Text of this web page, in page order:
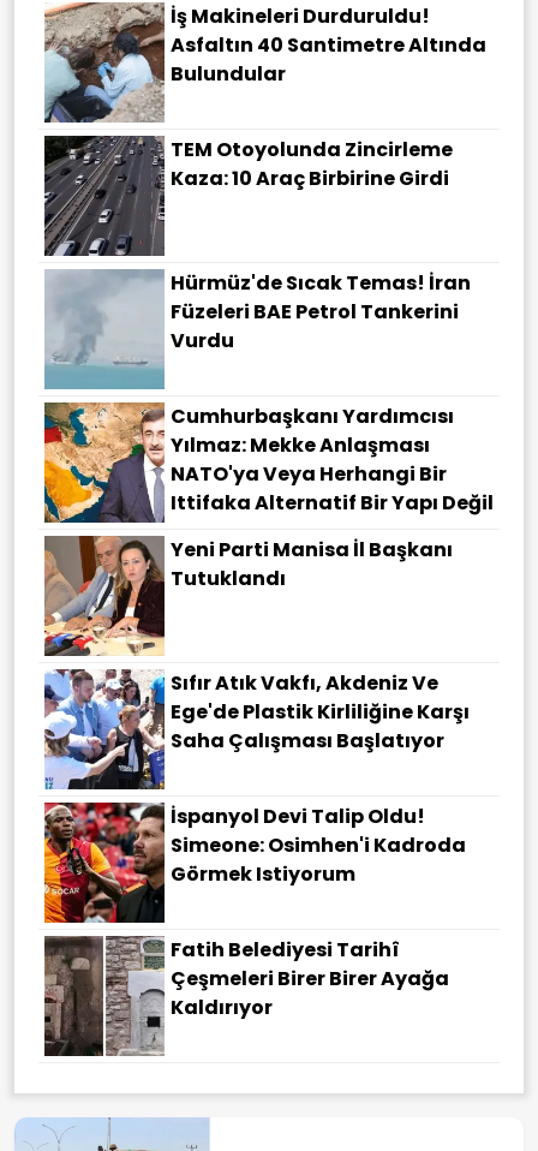
İş Makineleri Durduruldu!
Asfaltın 40 Santimetre Altında
Bulundular
TEM Otoyolunda Zincirleme
Kaza: 10 Araç Birbirine Girdi
Hürmüz'de Sıcak Temas! İran
Füzeleri BAE Petrol Tankerini
Vurdu
Cumhurbaşkanı Yardımcısı
Yılmaz: Mekke Anlaşması
NATO'ya Veya Herhangi Bir
Ittifaka Alternatif Bir Yapı Değil
Yeni Parti Manisa İl Başkanı
Tutuklandı
Sıfır Atık Vakfı, Akdeniz Ve
Ege'de Plastik Kirliliğine Karşı
Saha Çalışması Başlatıyor
İspanyol Devi Talip Oldu!
Simeone: Osimhen'i Kadroda
Görmek Istiyorum
Fatih Belediyesi Tarihî
Çeşmeleri Birer Birer Ayağa
Kaldırıyor